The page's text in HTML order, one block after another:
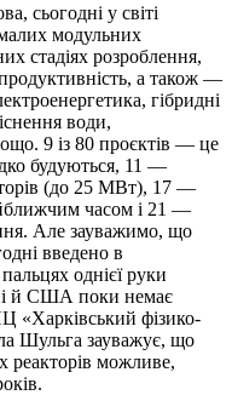
сьогодні у світі
модульних
стадіях розроблення,
а також —
гібридні
води,
9 із 80 проєктів — це
будуються, 11 —
(до 25 МВт), 17 —
часом і 21 —
Але зауважимо, що
введено в
однієї руки
й США поки немає
«Харківський фізико-
Шульга зауважує, що
реакторів можливе,